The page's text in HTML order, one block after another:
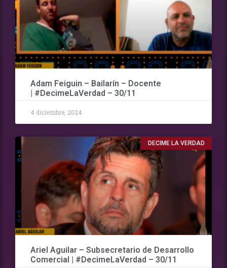
Adam Feiguin – Bailarín – Docente
| #DecimeLaVerdad – 30/11
4 diciembre, 2024
DECIME LA VERDAD
Ariel Aguilar – Subsecretario de Desarrollo
Comercial | #DecimeLaVerdad – 30/11